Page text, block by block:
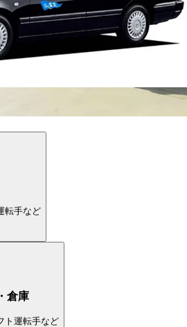
この条件で更に絞り込む
転手など
倉庫
ト運転手など